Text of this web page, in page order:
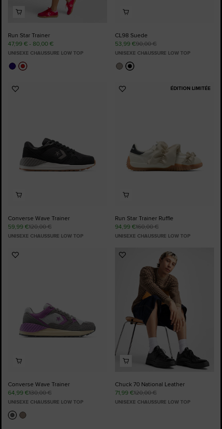
Run Star Trainer
47,99 € - 80,00 €
UNISEXE CHAUSSURE LOW TOP
CL98 Suede
53,99 €90,00 €
UNISEXE CHAUSSURE LOW TOP
Ajouter
Converse Wave Trainer
59,99 €120,00 €
UNISEXE CHAUSSURE LOW TOP
ÉDITION LIMITÉE
Ajouter
Run Star Trainer Ruffle
94,99 €160,00 €
UNISEXE CHAUSSURE LOW TOP
Ajouter
Converse Wave Trainer
64,99 €130,00 €
UNISEXE CHAUSSURE LOW TOP
Ajouter
favoris
Chuck 70 National Leather
71,99 €120,00 €
UNISEXE CHAUSSURE LOW TOP